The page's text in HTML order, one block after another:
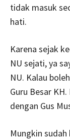
tidak masuk
hati.
Karena sejak
NU sejati, ya
NU. Kalau
Guru Besar
dengan Gus
Mungkin